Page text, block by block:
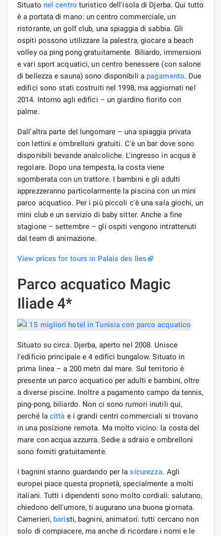
Situato nel centro turistico dell'isola di Djerba. Qui tutto
è a portata di mano: un centro commerciale, un
ristorante, un golf club, una spiaggia di sabbia. Gli
ospiti possono utilizzare la palestra, giocare a beach
volley oa ping pong gratuitamente. Biliardo, immersioni
e vari sport acquatici, un centro benessere (con salone
di bellezza e sauna) sono disponibili a pagamento. Due
edifici sono stati costruiti nel 1998, ma aggiornati nel
2014. Intorno agli edifici – un giardino fiorito con
palme.
Dall'altra parte del lungomare – una spiaggia privata
con lettini e ombrelloni gratuiti. C'è un bar dove sono
disponibili bevande analcoliche. L'ingresso in acqua è
regolare. Dopo una tempesta, la costa viene
sgomberata con un trattore. I bambini e gli adulti
apprezzeranno particolarmente la piscina con un mini
parco acquatico. Per i più piccoli c'è una sala giochi, un
mini club e un servizio di baby sitter. Anche a fine
stagione – settembre – gli ospiti vengono intrattenuti
dal team di animazione.
View prices for tours in Palais des Iles
Parco acquatico Magic
Iliade 4*
Situato su circa. Djerba, aperto nel 2008. Unisce
l'edificio principale e 4 edifici bungalow. Situato in
prima linea – a 200 metri dal mare. Sul territorio è
presente un parco acquatico per adulti e bambini, oltre
a diverse piscine. Inoltre a pagamento campo da tennis,
ping-pong, biliardo. Non ci sono rumori inutili qui,
perché la città e i grandi centri commerciali si trovano
in una posizione remota. Ma molto vicino: la costa del
mare con acqua azzurra. Sedie a sdraio e ombrelloni
sono forniti gratuitamente.
I bagnini stanno guardando per lasicurezza. Agli
europei piace questa proprietà, specialmente a molti
italiani. Tutti i dipendenti sono molto cordiali: salutano,
chiedono dell'umore, ti augurano una buona giornata.
Camerieri, baristi, bagnini, animatori: tutti cercano non
solo di compiacere, ma anche di ricordare i nomi e le